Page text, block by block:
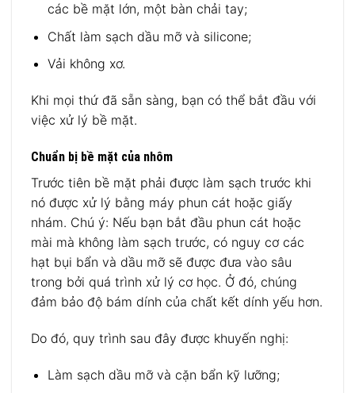
các bề mặt lớn, một bàn chải tay;
Chất làm sạch dầu mỡ và silicone;
Vải không xơ.
Khi mọi thứ đã sẵn sàng, bạn có thể bắt đầu với
việc xử lý bề mặt.
Chuẩn bị bề mặt của nhôm
Trước tiên bề mặt phải được làm sạch trước khi
nó được xử lý bằng máy phun cát hoặc giấy
nhám. Chú ý: Nếu bạn bắt đầu phun cát hoặc
mài mà không làm sạch trước, có nguy cơ các
hạt bụi bẩn và dầu mỡ sẽ được đưa vào sâu
trong bởi quá trình xử lý cơ học. Ở đó, chúng
đảm bảo độ bám dính của chất kết dính yếu hơn.
Do đó, quy trình sau đây được khuyến nghị:
Làm sạch dầu mỡ và cặn bẩn kỹ lưỡng;